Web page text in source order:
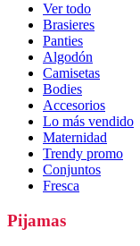
Ver todo
Brasieres
Panties
Algodón
Camisetas
Bodies
Accesorios
Lo más vendido
Maternidad
Trendy promo
Conjuntos
Fresca
Pijamas